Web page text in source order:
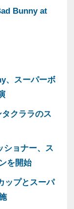
Bunny at
、スーパーボ
クララのス
ショナー、ス
を開始
ップとスーパ